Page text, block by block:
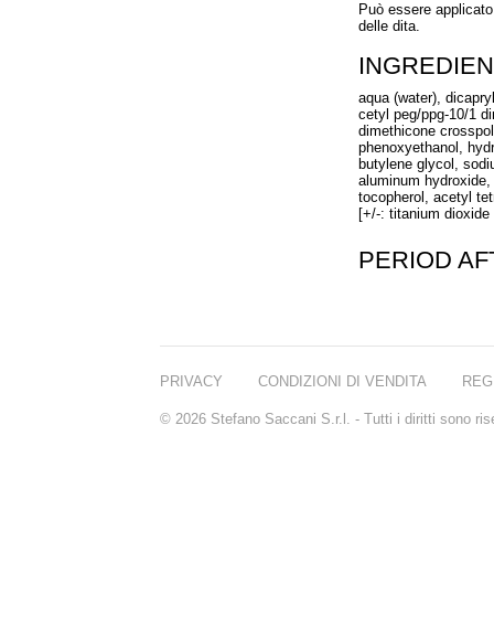
Può essere
delle dita.
aqua (water),
cetyl peg/ppg-10/1
dimethicone
phenoxyethanol,
butylene glycol,
aluminum
tocopherol, acetyl
[+/-: titanium
PERIOD
PRIVACY CONDIZIONI DI VENDITA
© 2026 Stefano Saccani S.r.l. - Tutti i diritti sono